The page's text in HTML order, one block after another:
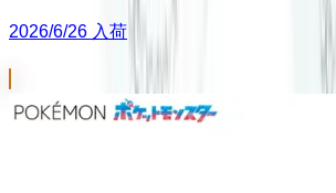
2026/6/26 入荷